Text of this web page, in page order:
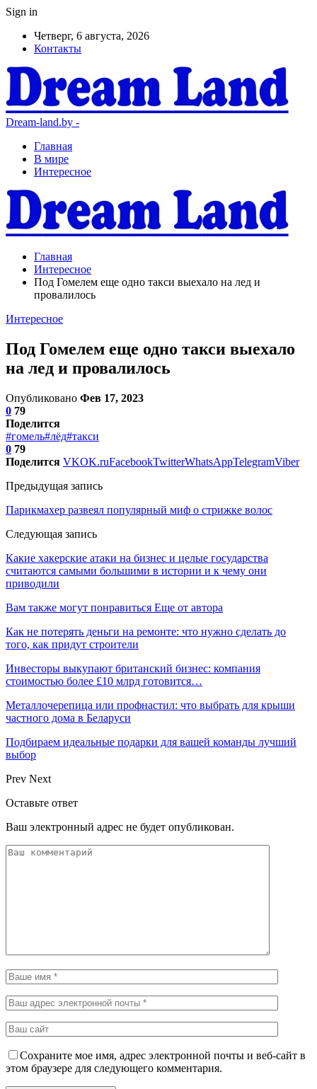
Sign in
Четверг, 6 августа, 2026
Контакты
Dream-land.by -
Главная
В мире
Интересное
Главная
Интересное
Под Гомелем еще одно такси выехало на лед и
провалилось
Интересное
Под Гомелем еще одно такси выехало
на лед и провалилось
Опубликовано Фев 17, 2023
0 79
Поделится
#гомель#лёд#такси
0 79
Поделится VKOK.ruFacebookTwitterWhatsAppTelegramViber
Предыдущая запись
Парикмахер развеял популярный миф о стрижке волос
Следующая запись
Какие хакерские атаки на бизнес и целые государства
считаются самыми большими в истории и к чему они
приводили
Вам также могут понравиться Еще от автора
Как не потерять деньги на ремонте: что нужно сделать до
того, как придут строители
Инвесторы выкупают британский бизнес: компания
стоимостью более £10 млрд готовится…
Металлочерепица или профнастил: что выбрать для крыши
частного дома в Беларуси
Подбираем идеальные подарки для вашей команды лучший
выбор
Prev Next
Оставьте ответ
Ваш электронный адрес не будет опубликован.
Сохраните мое имя, адрес электронной почты и веб-сайт в
этом браузере для следующего комментария.